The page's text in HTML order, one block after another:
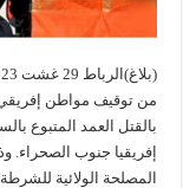
من توقيف مواطن إفريقي
بالقتل العمد المتبوع
إفريقيا جنوب الصحراء.
المصلحة الولائية